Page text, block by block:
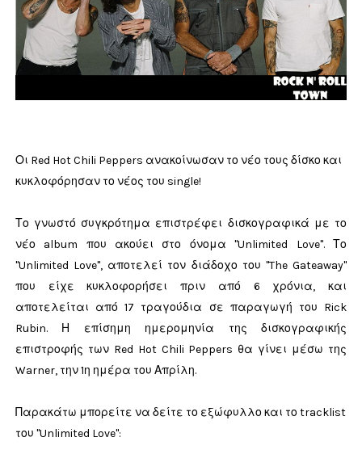
Οι Red Hot Chili Peppers ανακοίνωσαν το νέο τους δίσκο και
κυκλοφόρησαν το νέος του single!
Το γνωστό συγκρότημα επιστρέφει δισκογραφικά με το
νέο album που ακούει στο όνομα "Unlimited Love". Το
"Unlimited Love", αποτελεί τον διάδοχο του "The Gateaway"
που είχε κυκλοφορήσει πριν από 6 χρόνια, και
αποτελείται από 17 τραγούδια σε παραγωγή του Rick
Rubin. Η επίσημη ημερομηνία της δισκογραφικής
επιστροφής των Red Hot Chili Peppers θα γίνει μέσω της
Warner, την 1η ημέρα του Απρίλη.
Παρακάτω μπορείτε να δείτε το εξώφυλλο και το tracklist
του "Unlimited Love":